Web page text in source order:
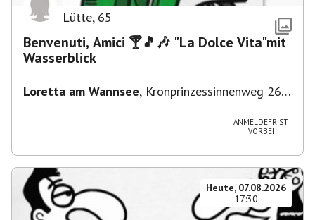
Lütte, 65
Benvenuti, Amici 🍸🎵🎶 "La Dolce Vita"mit
Wasserblick
Loretta am Wannsee, Kronprinzessinnenweg 260,
ANMELDEFRIST
VORBEI
Heute, 07.08.2026
17:30